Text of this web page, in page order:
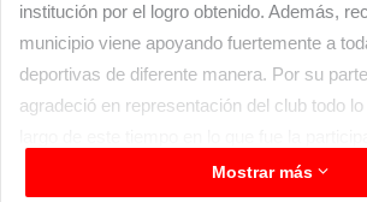
institución por el logro obtenido. Además,
municipio viene apoyando fuertemente a
deportivas de diferente manera. Por su
agradeció en representación del club todo
Mostrar más